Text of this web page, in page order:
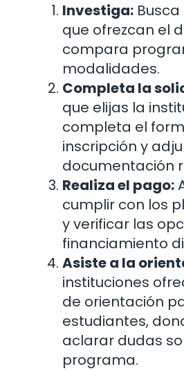
Investiga:
que ofrezcan el
compara
modalidades.
Completa la
que elijas la
completa el
inscripción y
documentación
Realiza el pago:
cumplir con los
y verificar las
financiamiento
Asiste a la
instituciones
de orientación
estudiantes,
aclarar dudas
programa.